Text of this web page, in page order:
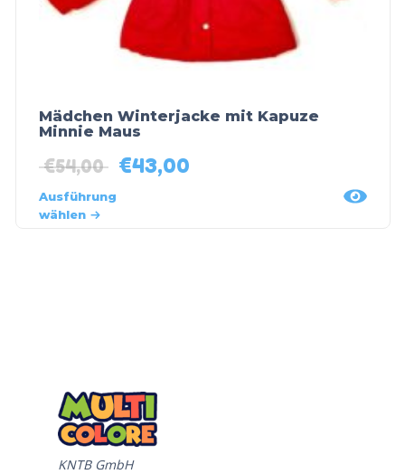
Mädchen Winterjacke mit Kapuze
Minnie Maus
€54,00 €43,00
Ausführung
wählen
KNTB GmbH